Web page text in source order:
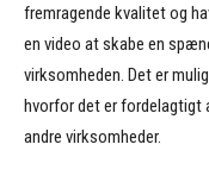
fremragende kvalitet og
en video at skabe en
virksomheden. Det er
hvorfor det er
andre virksomheder.